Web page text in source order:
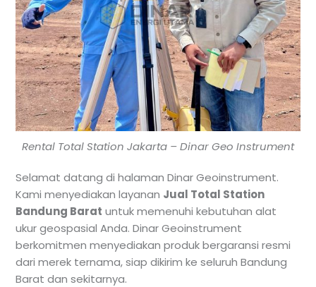
Rental Total Station Jakarta – Dinar Geo Instrument
Selamat datang di halaman Dinar Geoinstrument.
Kami menyediakan layanan Jual Total Station
Bandung Barat untuk memenuhi kebutuhan alat
ukur geospasial Anda. Dinar Geoinstrument
berkomitmen menyediakan produk bergaransi resmi
dari merek ternama, siap dikirim ke seluruh Bandung
Barat dan sekitarnya.